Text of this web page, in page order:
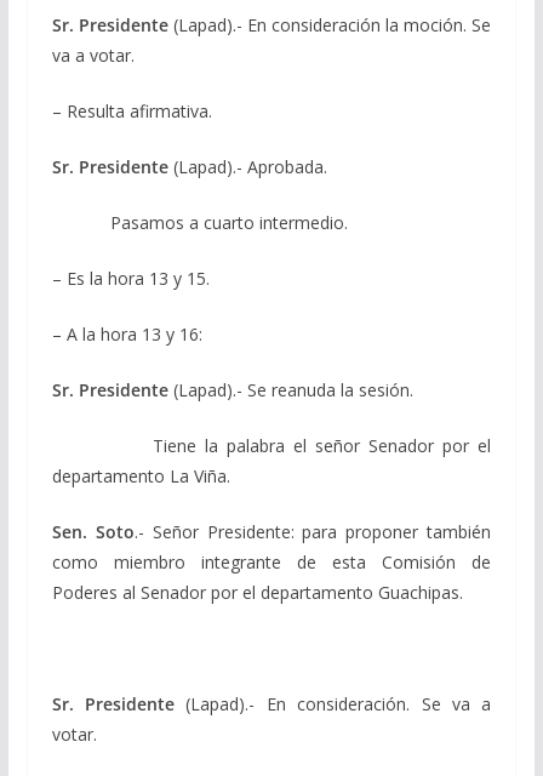
Sr. Presidente(Lapad).- En consideración la moción. Se
va a votar.
– Resulta afirmativa.
Sr. Presidente(Lapad).- Aprobada.
Pasamos a cuarto intermedio.
– Es la hora 13 y 15.
– A la hora 13 y 16:
Sr. Presidente (Lapad).- Se reanuda la sesión.
Tiene la palabra el señor Senador por el
departamento La Viña.
Sen. Soto.- Señor Presidente: para proponer también
como miembro integrante de esta Comisión de
Poderes al Senador por el departamento Guachipas.
Sr. Presidente (Lapad).- En consideración. Se va a
votar.